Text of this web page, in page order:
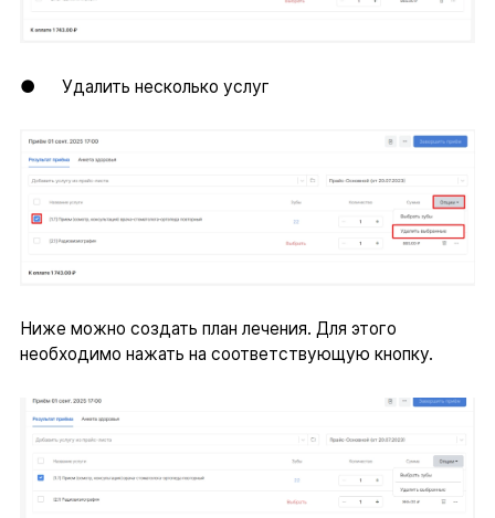
● Удалить несколько услуг
Ниже можно создать план лечения. Для этого
необходимо нажать на соответствующую кнопку.